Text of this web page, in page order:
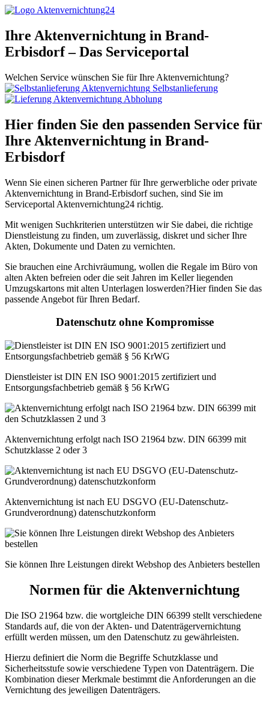
Ihre Aktenvernichtung in Brand-
Erbisdorf – Das Serviceportal
Welchen Service wünschen Sie für Ihre Aktenvernichtung?
Selbstanlieferung
Abholung
Hier finden Sie den passenden Service für
Ihre Aktenvernichtung in Brand-
Erbisdorf
Wenn Sie einen sicheren Partner für Ihre gerwerbliche oder private
Aktenvernichtung in Brand-Erbisdorf suchen, sind Sie im
Serviceportal Aktenvernichtung24 richtig.
Mit wenigen Suchkriterien unterstützen wir Sie dabei, die richtige
Dienstleistung zu finden, um zuverlässig, diskret und sicher Ihre
Akten, Dokumente und Daten zu vernichten.
Sie brauchen eine Archivräumung, wollen die Regale im Büro von
alten Akten befreien oder die seit Jahren im Keller liegenden
Umzugskartons mit alten Unterlagen loswerden?Hier finden Sie das
passende Angebot für Ihren Bedarf.
Datenschutz ohne Kompromisse
Dienstleister ist DIN EN ISO 9001:2015 zertifiziert und
Entsorgungsfachbetrieb gemäß § 56 KrWG
Aktenvernichtung erfolgt nach ISO 21964 bzw. DIN 66399 mit
Schutzklasse 2 oder 3
Aktenvernichtung ist nach EU DSGVO (EU-Datenschutz-
Grundverordnung) datenschutzkonform
Sie können Ihre Leistungen direkt Webshop des Anbieters bestellen
Normen für die Aktenvernichtung
Die ISO 21964 bzw. die wortgleiche DIN 66399 stellt verschiedene
Standards auf, die von der Akten- und Datenträgervernichtung
erfüllt werden müssen, um den Datenschutz zu gewährleisten.
Hierzu definiert die Norm die Begriffe Schutzklasse und
Sicherheitsstufe sowie verschiedene Typen von Datenträgern. Die
Kombination dieser Merkmale bestimmt die Anforderungen an die
Vernichtung des jeweiligen Datenträgers.